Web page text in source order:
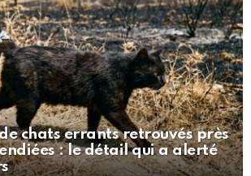
chats errants retrouvés près
: le détail qui a alerté